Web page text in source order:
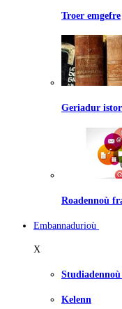
Troer emgefre
Geriadur
Roadennoù
Embannadurioù
X
Kelenn